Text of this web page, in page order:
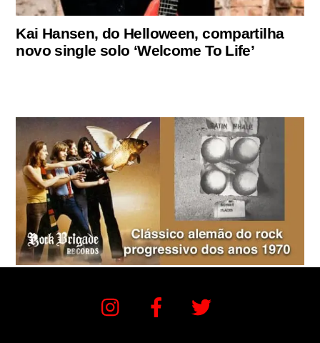
Kai Hansen, do Helloween, compartilha
novo single solo ‘Welcome To Life’
Instagram Facebook